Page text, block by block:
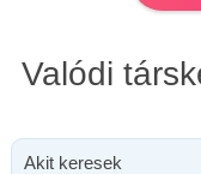
Valódi
Akit keresek